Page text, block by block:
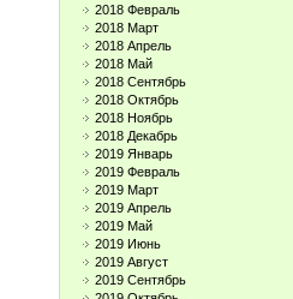
2018 Февраль
2018 Март
2018 Апрель
2018 Май
2018 Сентябрь
2018 Октябрь
2018 Ноябрь
2018 Декабрь
2019 Январь
2019 Февраль
2019 Март
2019 Апрель
2019 Май
2019 Июнь
2019 Август
2019 Сентябрь